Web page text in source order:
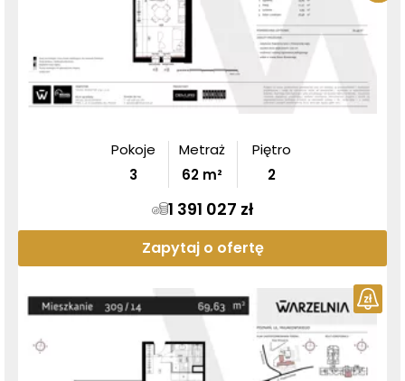
Pokoje
3
Metraż
62 m²
Piętro
2
1 391 027 zł
Zapytaj o ofertę